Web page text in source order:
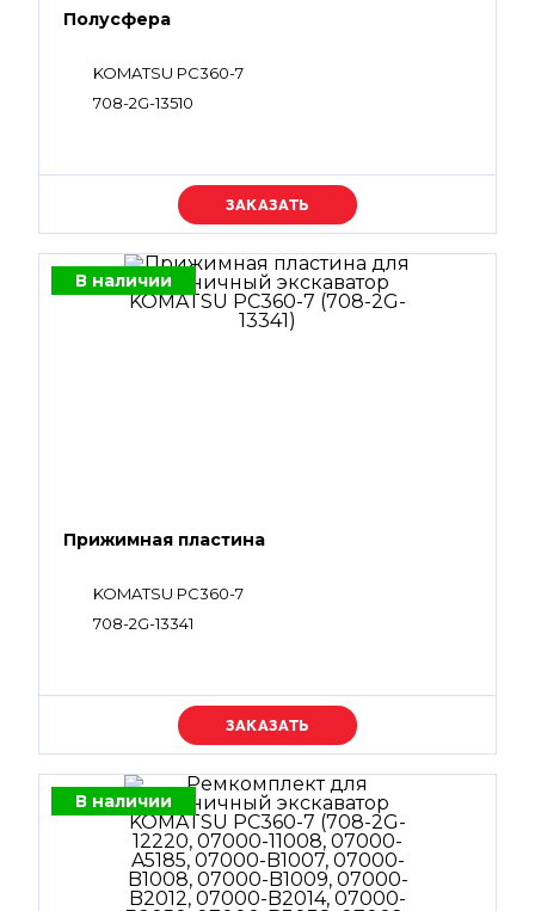
Полусфера
KOMATSU PC360-7
708-2G-13510
Уточняйте цену
В наличии
Прижимная пластина
KOMATSU PC360-7
708-2G-13341
Уточняйте цену
В наличии